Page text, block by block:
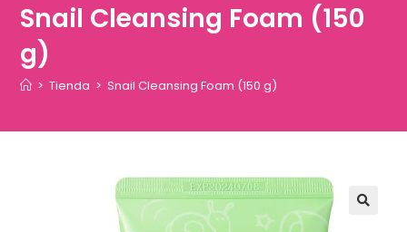
Snail Cleansing Foam (150
g)
> Tienda > Snail Cleansing Foam (150 g)